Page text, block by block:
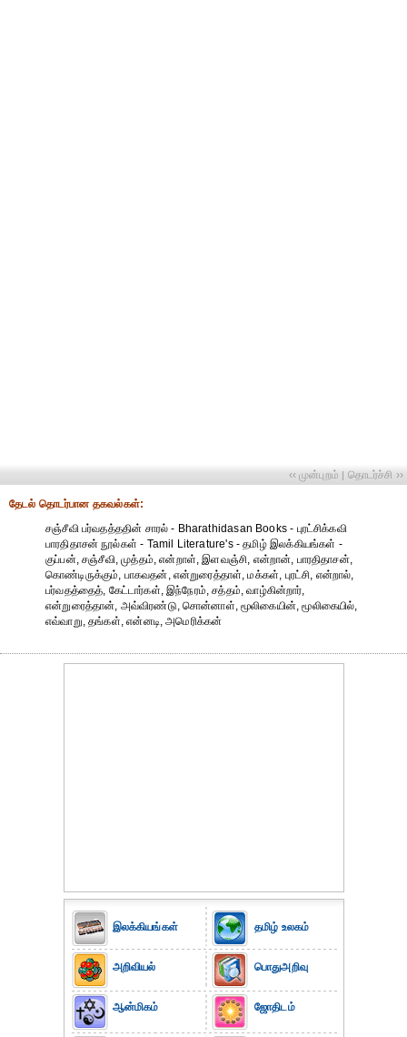
‹‹ முன்புறம் | தொடர்ச்சி ››
தேட‌ல் தொட‌ர்பான தகவ‌ல்க‌ள்:
சஞ்சீவி பர்வதத்ததின் சாரல் - Bharathidasan Books - புரட்சிக்கவி
பாரதிதாசன் நூல்கள் - Tamil Literature's - தமிழ் இலக்கியங்கள் -
குப்பன், சஞ்சீவி, முத்தம், என்றாள், இளவஞ்சி, என்றான், பாரதிதாசன்,
கொண்டிருக்கும், பாகவதன், என்றுரைத்தாள், மக்கள், புரட்சி, என்றால்,
பர்வதத்தைத், கேட்டார்கள், இந்நேரம், சத்தம், வாழ்கின்றார்,
என்றுரைத்தான், அவ்விரண்டு, சொன்னாள், மூலிகையின், மூலிகையில்,
எவ்வாறு, தங்கள், என்னடி, அமெரிக்கன்
இலக்கியங்கள்
அறிவியல்
ஆன்மிகம்
தமிழ் உலகம்
பொதுஅறிவு
ஜோதிடம்